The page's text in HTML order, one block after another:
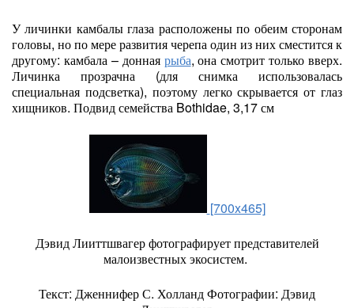
У личинки камбалы глаза расположены по обеим сторонам
головы, но по мере развития черепа один из них сместится к
другому: камбала – донная рыба, она смотрит только вверх.
Личинка прозрачна (для снимка использовалась
специальная подсветка), поэтому легко скрывается от глаз
хищников. Подвид семейства Bothidae, 3,17 см
[700x465]
Дэвид Лииттшвагер фотографирует представителей
малоизвестных экосистем.
Текст: Дженнифер С. Холланд Фотографии: Дэвид